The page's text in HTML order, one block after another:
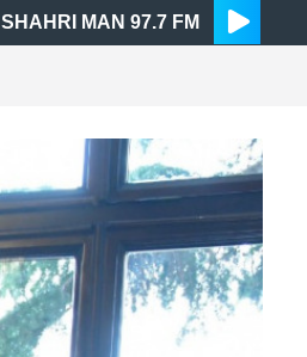
SHAHRI MAN 97.7 FM